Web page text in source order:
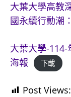
大葉大學高教
國永續行動潮
大葉大學-114-
海報
下載
Post Views: